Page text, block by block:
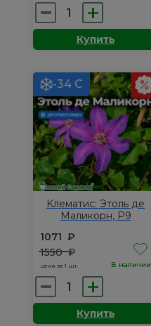
Количество
товара
Клематис:
Лав,
Р9
Купить
-34 С
Клематис: Этоль де
Маликорн, Р9
1071 ₽
1550₽
цена за 1 шт. В наличии
Количество
товара
Клематис:Купить